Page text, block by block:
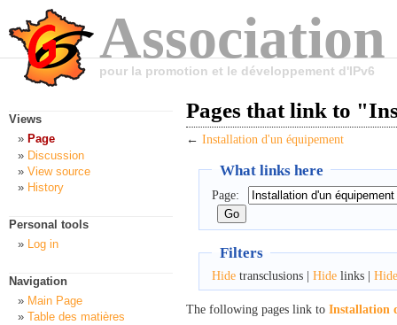
pour la promotion et le développement d'IPv6
Pages that link to
← Installation d'un équipement
What links here
Page:
Filters
Hidetransclusions | Hidelinks | Hide
The following pages link to Installation
Views
Page
Discussion
View source
History
Personal tools
Log in
Navigation
Main Page
Table des matières